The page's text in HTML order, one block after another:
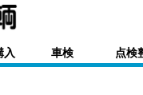
入 車検 点検